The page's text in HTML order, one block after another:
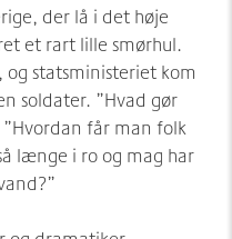
der lå i det høje
et rart lille smørhul.
statsministeriet kom
soldater. ”Hvad gør
får man folk
længe i ro og mag har